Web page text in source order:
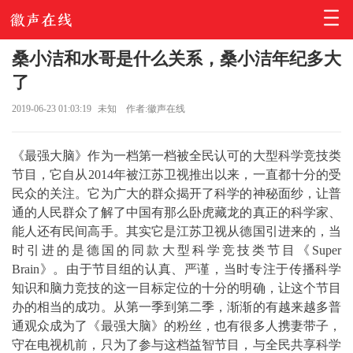
桑小洁和水哥是什么关系，桑小洁年纪多大
了
2019-06-23 01:03:19 未知 作者:徽声在线
《最强大脑》作为一档第一档被全民认可的大型科学竞技类
节目，它自从2014年被江苏卫视推出以来，一直都十分的受
民众的关注。它为广大的群众揭开了科学的神秘面纱，让普
通的人民群众了解了中国有那么卧虎藏龙的真正的科学家、
能人还有民间高手。其实它是江苏卫视从德国引进来的，当
时引进的是德国的同款大型科学竞技类节目《Super
Brain》。由于节目组的认真、严谨，当时专注于传播科学
知识和脑力竞技的这一目标定位的十分的明确，让这个节目
办的相当的成功。从第一季到第二季，渐渐的有越来越多普
通观众成为了《最强大脑》的粉丝，也有很多人携妻带子，
守在电视机前，只为了参与这档益智节目，与全民共享科学